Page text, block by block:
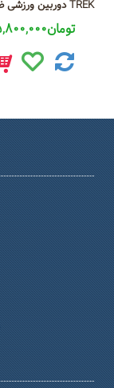
دوربین ورزشی ضد آب TREK
5,800,000تومان